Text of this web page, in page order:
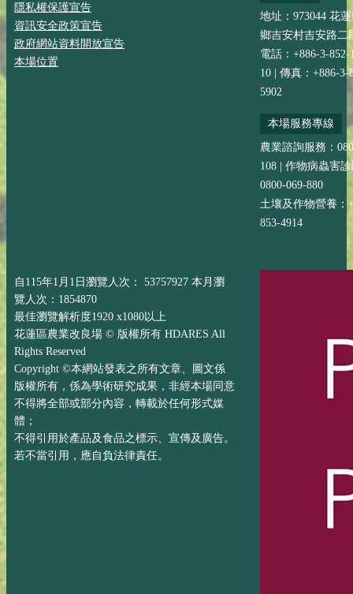
隱私權保護宣告
資訊安全政策宣告
政府網站資料開放宣告
本場位置
地址：973044 花
鄉吉安村吉安路二
電話：+886-3-852-
10 | 傳真：+886-3-
5902
本場服務專線
農業諮詢服務：
108 | 作物病蟲害
0800-069-880
土壤及作物營養：
853-4914
自115年1月1日瀏覽人次： 53757927 本月瀏
覽人次：1854870
最佳瀏覽解析度1920 x1080以上
花蓮區農業改良場 © 版權所有 HDARES All
Rights Reserved
Copyright ©本網站發表之所有文章、圖文係
版權所有，係為學術研究成果，非經本場同意
不得將全部或部分內容，轉載於任何形式媒
體；
不得引用於產品及食品之標示、宣傳及廣告。
若不當引用，應自負法律責任。